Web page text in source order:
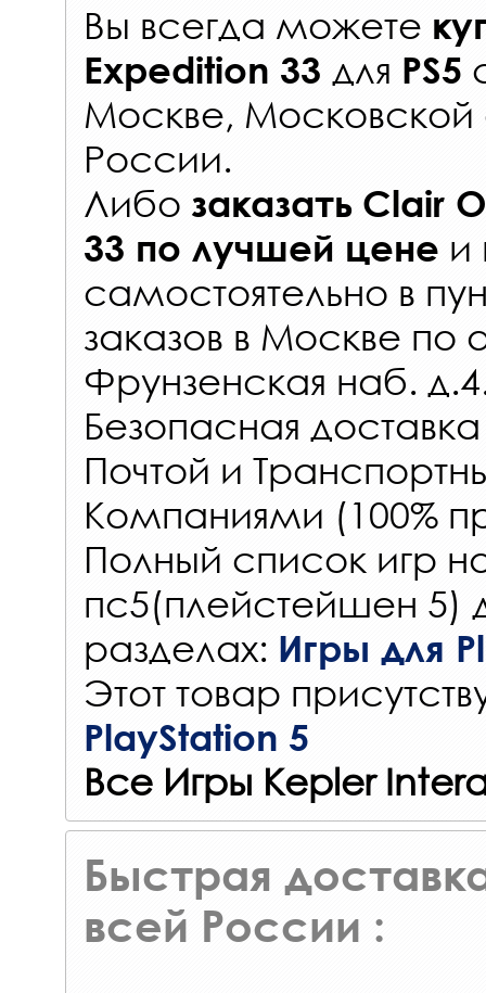
Вы всегда можете
Expedition 33 для PS5
Москве, Московской
России.
Либо заказать Clair
33 по лучшей цене и
самостоятельно в
заказов в Москве по
Фрунзенская наб.
Безопасная
Почтой и
Компаниями (100%
Полный список игр
пс5(плейстейшен 5)
разделах: Игры для
Этот товар
PlayStation 5
Все Игры Kepler
Быстрая
всей России :